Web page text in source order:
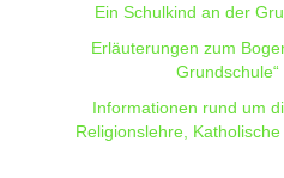
Ein Schulkind an der
Erläuterungen zum
Grundschule“
Informationen rund um
Religionslehre,